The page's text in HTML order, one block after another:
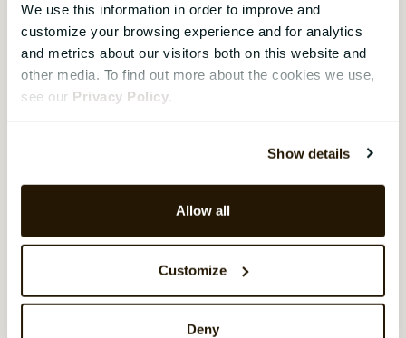
We use this information in order to improve and
customize your browsing experience and for analytics
and metrics about our visitors both on this website and
other media. To find out more about the cookies we use,
see our Privacy Policy
Show details
Allow all
Customize
Deny
Toyotas kvalitetsfokus
återspeglas i företagets
driftsäkra bilar och förstklassiga
service. Det faktum att detta
uppges vara medarbetarnas
ledarskapsprocesserna fokuserar
Toyota Norge nyligen ett avtal
med CatalystOne Solutions om
utvecklings- och målsamtal med
företagets alla anställda.